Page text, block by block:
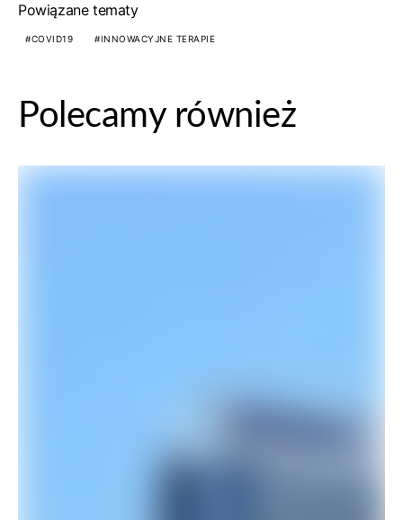
Powiązane tematy
COVID19 INNOWACYJNE TERAPIE
Polecamy również